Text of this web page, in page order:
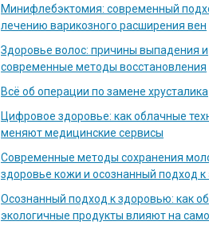
Минифлебэктомия: современный
лечению варикозного расширения вен
Здоровье волос: причины выпадения и
современные методы восстановления
Всё об операции по замене хрусталика
Цифровое здоровье: как облачные
меняют медицинские сервисы
Современные методы сохранения
здоровье кожи и осознанный подход к
Осознанный подход к здоровью: как
экологичные продукты влияют на